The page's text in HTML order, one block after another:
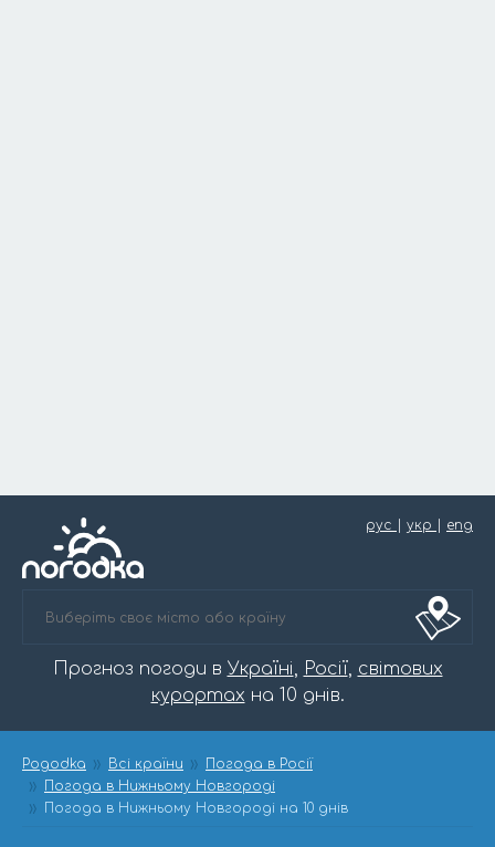
рус укр eng
Прогноз погоди в Україні, Росії, світових
курортах на 10 днів.
Pogodka Всі країни
Погода в Росії
Погода в Нижньому Новгороді
Погода в Нижньому Новгороді на 10 днів